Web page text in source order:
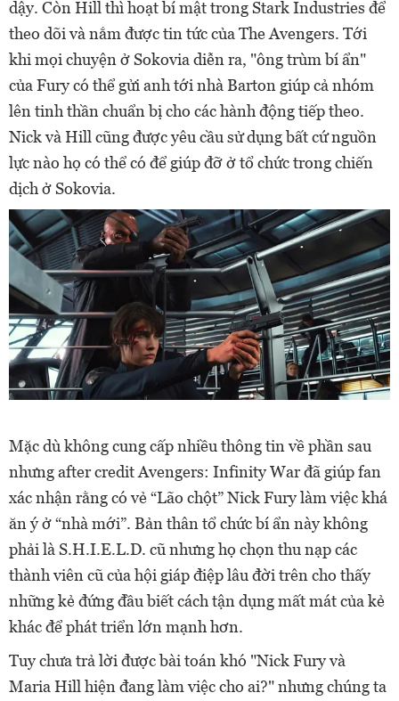
dậy. Còn Hill thì hoạt bí mật trong Stark Industries để
theo dõi và nắm được tin tức của The Avengers. Tới
khi mọi chuyện ở Sokovia diễn ra, "ông trùm bí ẩn"
của Fury có thể gửi anh tới nhà Barton giúp cả nhóm
lên tinh thần chuẩn bị cho các hành động tiếp theo.
Nick và Hill cũng được yêu cầu sử dụng bất cứ nguồn
lực nào họ có thể có để giúp đỡ ở tổ chức trong chiến
dịch ở Sokovia.
Mặc dù không cung cấp nhiều thông tin về phần sau
nhưng after credit Avengers: Infinity War đã giúp fan
xác nhận rằng có vẻ “Lão chột” Nick Fury làm việc khá
ăn ý ở “nhà mới”. Bản thân tổ chức bí ẩn này không
phải là S.H.I.E.L.D. cũ nhưng họ chọn thu nạp các
thành viên cũ của hội giáp điệp lâu đời trên cho thấy
những kẻ đứng đầu biết cách tận dụng mất mát của kẻ
khác để phát triển lớn mạnh hơn.
Tuy chưa trả lời được bài toán khó "Nick Fury và
Maria Hill hiện đang làm việc cho ai?" nhưng chúng ta